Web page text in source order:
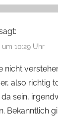
um 10:29 Uhr
nicht
also richtig
sein,
Bekanntlich